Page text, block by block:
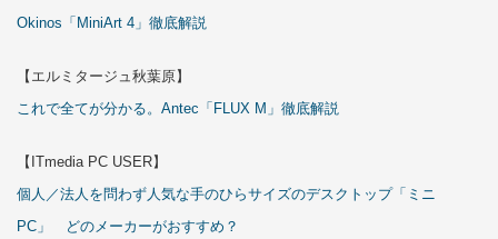
Okinos「MiniArt 4」徹底解説
【エルミタージュ秋葉原】
これで全てが分かる。Antec「FLUX M」徹底解説
【ITmedia PC USER】
個人／法人を問わず人気な手のひらサイズのデスクトップ「ミニ
PC」 どのメーカーがおすすめ？